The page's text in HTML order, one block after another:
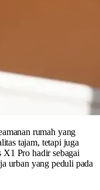
rumah yang
tajam, tetapi juga
X1 Pro hadir sebagai
urban yang peduli pada